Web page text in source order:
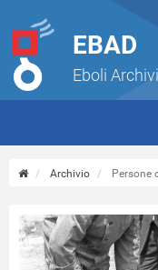
EBAD
Eboli
Archivio Persone